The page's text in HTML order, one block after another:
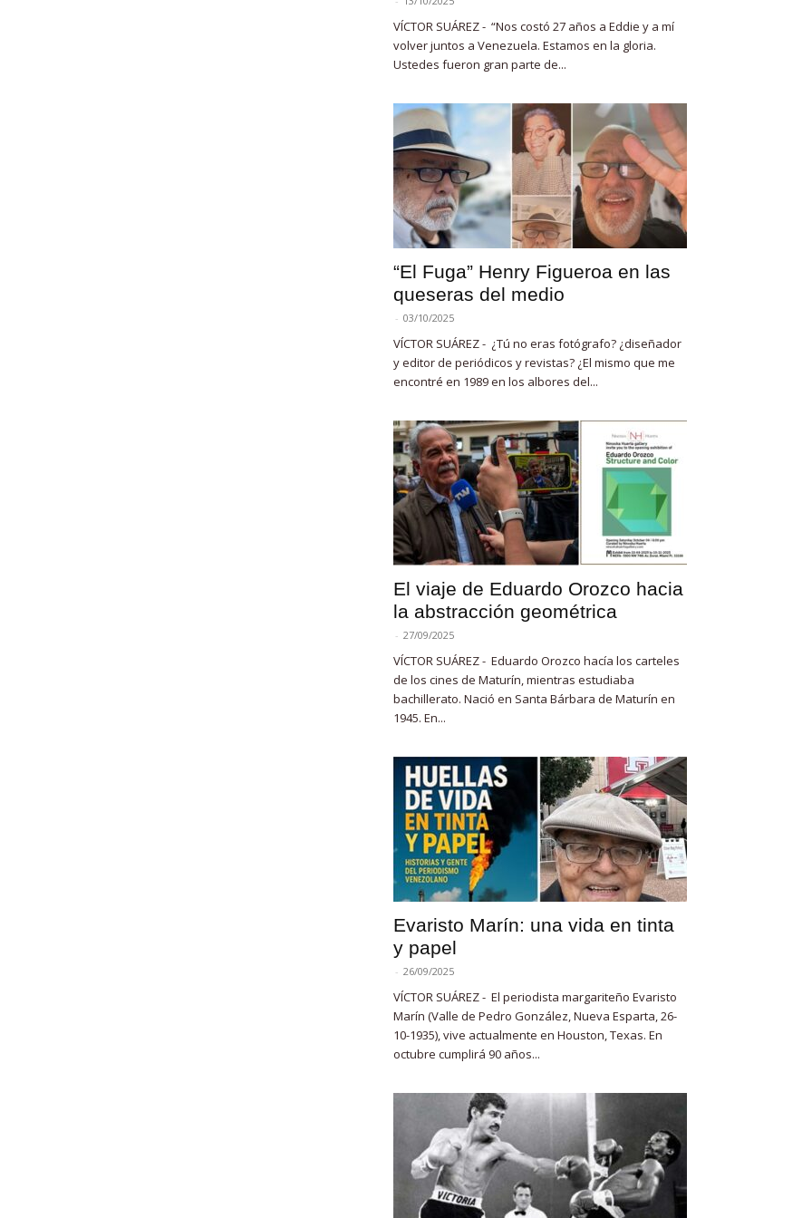
VÍCTOR SUÁREZ - “Nos costó 27 años a Eddie y a mí
volver juntos a Venezuela. Estamos en la gloria.
Ustedes fueron gran parte de...
“El Fuga” Henry Figueroa en las
queseras del medio
- 03/10/2025
VÍCTOR SUÁREZ - ¿Tú no eras fotógrafo? ¿diseñador
y editor de periódicos y revistas? ¿El mismo que me
encontré en 1989 en los albores del...
El viaje de Eduardo Orozco hacia
la abstracción geométrica
- 27/09/2025
VÍCTOR SUÁREZ - Eduardo Orozco hacía los carteles
de los cines de Maturín, mientras estudiaba
bachillerato. Nació en Santa Bárbara de Maturín en
1945. En...
Evaristo Marín: una vida en tinta
y papel
- 26/09/2025
VÍCTOR SUÁREZ - El periodista margariteño Evaristo
Marín (Valle de Pedro González, Nueva Esparta, 26-
10-1935), vive actualmente en Houston, Texas. En
octubre cumplirá 90 años...